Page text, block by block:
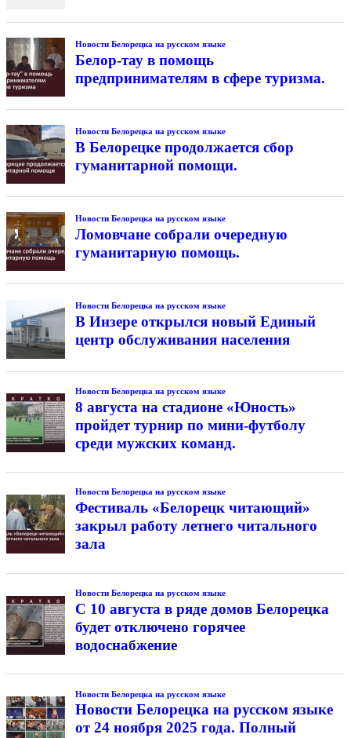
Новости Белорецка на русском языке
Белор-тау в помощь
предпринимателям в сфере туризма.
Новости Белорецка на русском языке
В Белорецке продолжается сбор
гуманитарной помощи.
Новости Белорецка на русском языке
Ломовчане собрали очередную
гуманитарную помощь.
Новости Белорецка на русском языке
В Инзере открылся новый Единый
центр обслуживания населения
Новости Белорецка на русском языке
8 августа на стадионе «Юность»
пройдет турнир по мини-футболу
среди мужских команд.
Новости Белорецка на русском языке
Фестиваль «Белорецк читающий»
закрыл работу летнего читального
зала
Новости Белорецка на русском языке
С 10 августа в ряде домов Белорецка
будет отключено горячее
водоснабжение
Новости Белорецка на русском языке
Новости Белорецка на русском языке
от 24 ноября 2025 года. Полный